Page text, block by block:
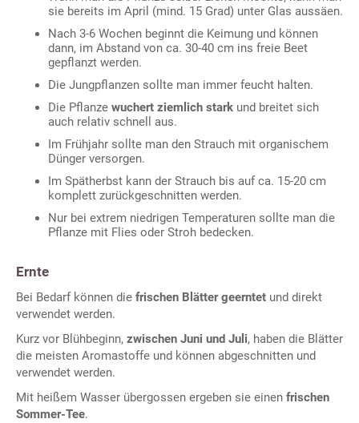
sie bereits im April (mind. 15 Grad) unter Glas aussäen.
Nach 3-6 Wochen beginnt die Keimung und können
dann, im Abstand von ca. 30-40 cm ins freie Beet
gepflanzt werden.
Die Jungpflanzen sollte man immer feucht halten.
Die Pflanze wuchert ziemlich stark und breitet sich
auch relativ schnell aus.
Im Frühjahr sollte man den Strauch mit organischem
Dünger versorgen.
Im Spätherbst kann der Strauch bis auf ca. 15-20 cm
komplett zurückgeschnitten werden.
Nur bei extrem niedrigen Temperaturen sollte man die
Pflanze mit Flies oder Stroh bedecken.
Ernte
Bei Bedarf können die frischen Blätter geerntet und direkt
verwendet werden.
Kurz vor Blühbeginn, zwischen Juni und Juli, haben die Blätter
die meisten Aromastoffe und können abgeschnitten und
verwendet werden.
Mit heißem Wasser übergossen ergeben sie einen frischen
Sommer-Tee.